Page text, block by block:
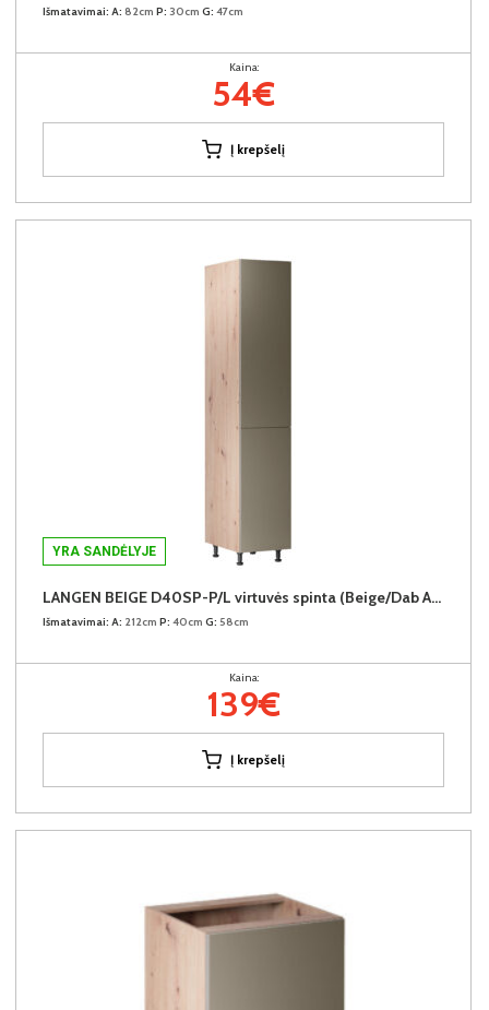
Išmatavimai: A: 82cm P: 30cm G: 47cm
Kaina:
54€
Į krepšelį
YRA SANDĖLYJE
LANGEN BEIGE D40SP-P/L virtuvės spinta (Beige/Dab Artisan)
Išmatavimai: A: 212cm P: 40cm G: 58cm
Kaina:
139€
Į krepšelį